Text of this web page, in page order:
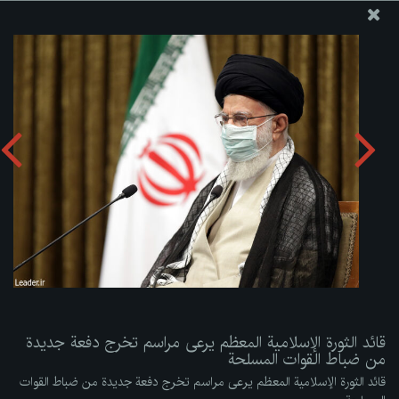
موقع مکتب سماحة القائد آية الله العظمى الخامنئي
قائد الثورة الإسلامية المعظم يرعى مراسم تخرج دفعة جديدة من
ضباط القوات المسلحة
قائد الثورة الإسلامية المعظم يرعى مراسم تخرج دفعة جديدة
من ضباط القوات المسلحة
قائد الثورة الإسلامية المعظم يرعى مراسم تخرج دفعة جديدة من ضباط القوات